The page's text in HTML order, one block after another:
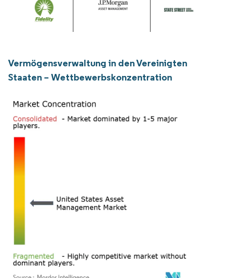
Vermögensverwaltung in den Vereinigten
Staaten – Wettbewerbskonzentration